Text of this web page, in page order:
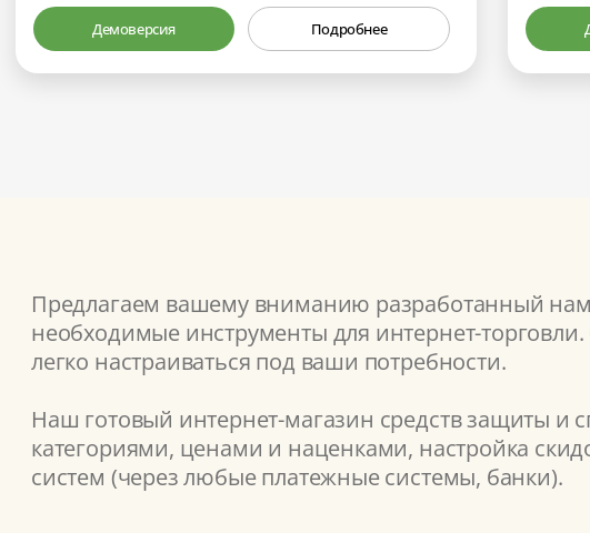
Демоверсия Подробнее
Предлагаем вашему вниманию разработанный
необходимые инструменты для интернет-
легко настраиваться под ваши потребности.
Наш готовый интернет-магазин средств защиты и
категориями, ценами и наценками, настройка
систем (через любые платежные системы, банки).